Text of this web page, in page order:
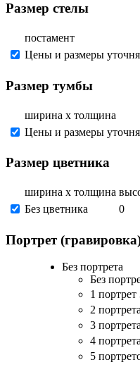
Размер стелы
постамент
Цены и размеры
Размер тумбы
ширина х толщина
Цены и размеры
Размер цветника
ширина х толщина
Без цветника
0
Портрет
Без портрета
Без
1 портрет
2
3
4
5